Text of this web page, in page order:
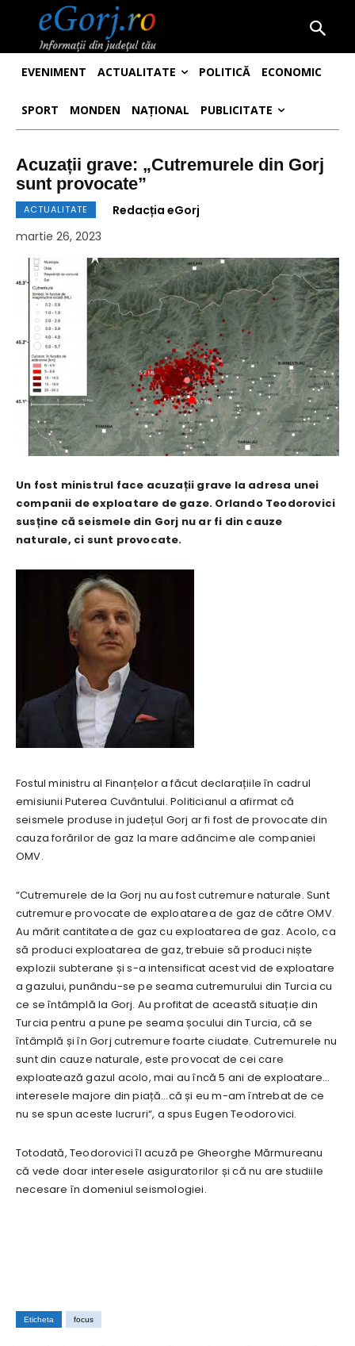
EVENIMENT ACTUALITATE POLITICĂ ECONOMIC
SPORT MONDEN NAȚIONAL PUBLICITATE
Acuzații grave: „Cutremurele din Gorj
sunt provocate”
ACTUALITATE
Redacția eGorj
martie 26, 2023
Un fost ministrul face acuzații grave la adresa unei
companii de exploatare de gaze. Orlando Teodorovici
susține că seismele din Gorj nu ar fi din cauze
naturale, ci sunt provocate.
Fostul ministru al Finanțelor a făcut declarațiile în cadrul
emisiunii Puterea Cuvântului. Politicianul a afirmat că
seismele produse in județul Gorj ar fi fost de provocate din
cauza forărilor de gaz la mare adâncime ale companiei
OMV.
“Cutremurele de la Gorj nu au fost cutremure naturale. Sunt
cutremure provocate de exploatarea de gaz de către OMV.
Au mărit cantitatea de gaz cu exploatarea de gaz. Acolo, ca
să produci exploatarea de gaz, trebuie să produci niște
explozii subterane și s-a intensificat acest vid de exploatare
a gazului, punându-se pe seama cutremurului din Turcia cu
ce se întâmplă la Gorj. Au profitat de această situație din
Turcia pentru a pune pe seama șocului din Turcia, că se
întâmplă și în Gorj cutremure foarte ciudate. Cutremurele nu
sunt din cauze naturale, este provocat de cei care
exploatează gazul acolo, mai au încă 5 ani de exploatare…
interesele majore din piață…că și eu m-am întrebat de ce
nu se spun aceste lucruri“, a spus Eugen Teodorovici.
Totodată, Teodorovici îl acuză pe Gheorghe Mărmureanu
că vede doar interesele asiguratorilor și că nu are studiile
necesare în domeniul seismologiei.
Eticheta focus